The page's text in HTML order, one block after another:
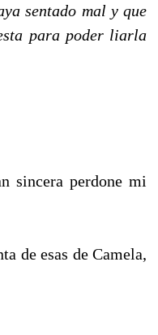
sentado mal y que
para poder liarla
sincera perdone mi
de esas de Camela,